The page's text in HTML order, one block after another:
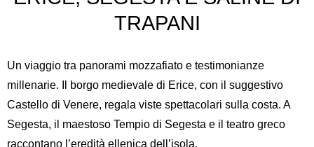
TRAPANI
Un viaggio tra panorami mozzafiato e testimonianze
millenarie. Il borgo medievale di Erice, con il suggestivo
Castello di Venere, regala viste spettacolari sulla costa. A
Segesta, il maestoso Tempio di Segesta e il teatro greco
raccontano l’eredità ellenica dell’isola.